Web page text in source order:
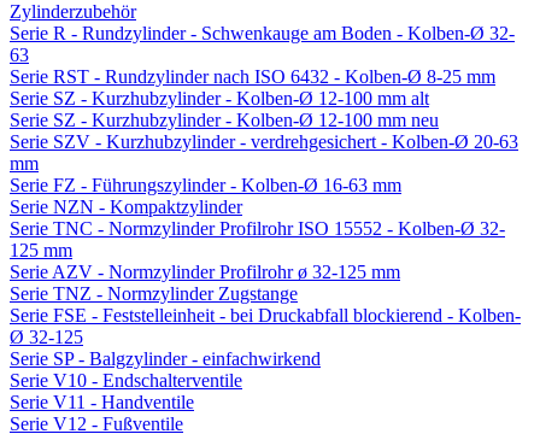
Zylinderzubehör
Serie R - Rundzylinder - Schwenkauge am Boden - Kolben-Ø 32-
63
Serie RST - Rundzylinder nach ISO 6432 - Kolben-Ø 8-25 mm
Serie SZ - Kurzhubzylinder - Kolben-Ø 12-100 mm alt
Serie SZ - Kurzhubzylinder - Kolben-Ø 12-100 mm neu
Serie SZV - Kurzhubzylinder - verdrehgesichert - Kolben-Ø 20-63
mm
Serie FZ - Führungszylinder - Kolben-Ø 16-63 mm
Serie NZN - Kompaktzylinder
Serie TNC - Normzylinder Profilrohr ISO 15552 - Kolben-Ø 32-
125 mm
Serie AZV - Normzylinder Profilrohr ø 32-125 mm
Serie TNZ - Normzylinder Zugstange
Serie FSE - Feststelleinheit - bei Druckabfall blockierend - Kolben-
Ø 32-125
Serie SP - Balgzylinder - einfachwirkend
Serie V10 - Endschalterventile
Serie V11 - Handventile
Serie V12 - Fußventile